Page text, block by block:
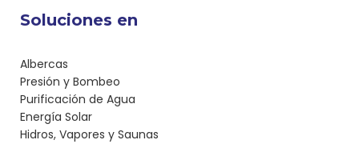
Soluciones en
Albercas
Presión y Bombeo
Purificación de Agua
Energía Solar
Hidros, Vapores y Saunas